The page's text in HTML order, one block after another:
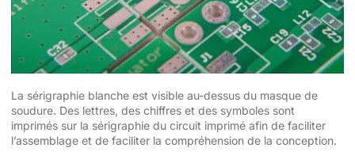
La sérigraphie blanche est visible au-dessus du masque de
soudure. Des lettres, des chiffres et des symboles sont
imprimés sur la sérigraphie du circuit imprimé afin de faciliter
l’assemblage et de faciliter la compréhension de la conception.